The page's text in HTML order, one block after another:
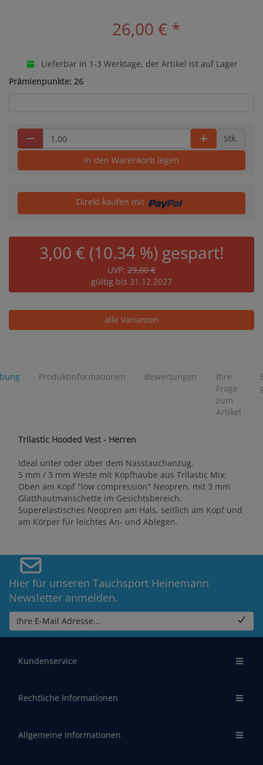
26,00 € *
Lieferbar in 1-3 Werktage, der Artikel ist auf Lager
Prämienpunkte: 26
Stk.
in den Warenkorb legen
Direkt kaufen mit
3,00 € (10.34 %) gespart!
UVP: 29,00 €
gültig bis 31.12.2027
alle Varianten
Produktinformationen Bewertungen
Ihre
Frage
zum
Artikel
Trilastic Hooded Vest - Herren
Ideal unter oder über dem Nasstauchanzug.
5 mm / 3 mm Weste mit Kopfhaube aus Trilastic Mix:
Oben am Kopf "low compression" Neopren, mit 3 mm
Glatthautmanschette im Gesichtsbereich.
Superelastisches Neopren am Hals, seitlich am Kopf und
am Körper für leichtes An- und Ablegen.
Hier für unseren Tauchsport Heinemann
Newsletter anmelden.
Ihre E-Mail Adresse...
Kundenservice
Rechtliche Informationen
Allgemeine Informationen